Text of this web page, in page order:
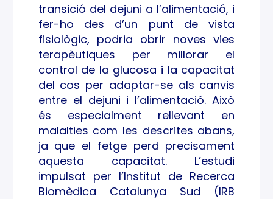
a
l’alim
enta
ció
transició del dejuni a l’alimentació, i
fer-ho des d’un punt de vista
fisiològic, podria obrir noves vies
terapèutiques per millorar el
control de la glucosa i la capacitat
del cos per adaptar-se als canvis
entre el dejuni i l’alimentació. Això
és especialment rellevant en
malalties com les descrites abans,
ja que el fetge perd precisament
aquesta capacitat. L’estudi
impulsat per l’Institut de Recerca
Biomèdica Catalunya Sud (IRB